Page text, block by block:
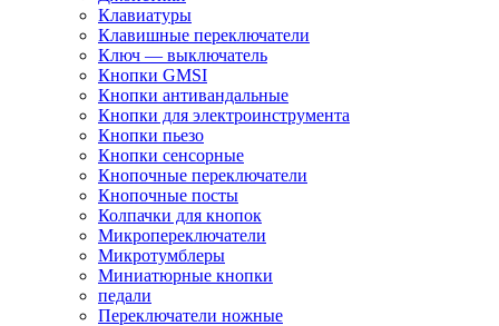
Клавиатуры
Клавишные переключатели
Ключ — выключатель
Кнопки GMSI
Кнопки антивандальные
Кнопки для электроинструмента
Кнопки пьезо
Кнопки сенсорные
Кнопочные переключатели
Кнопочные посты
Колпачки для кнопок
Микропереключатели
Микротумблеры
Миниатюрные кнопки
педали
Переключатели ножные